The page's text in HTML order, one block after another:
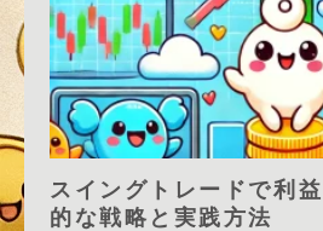
スイングトレードで利
的な戦略と実践方法